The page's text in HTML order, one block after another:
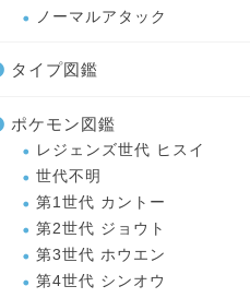
ノーマルアタック
タイプ図鑑
ポケモン図鑑
レジェンズ世代 ヒスイ
世代不明
第1世代 カントー
第2世代 ジョウト
第3世代 ホウエン
第4世代 シンオウ